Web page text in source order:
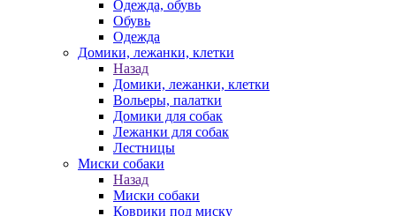
Одежда, обувь
Обувь
Одежда
Домики, лежанки, клетки
Назад
Домики, лежанки, клетки
Вольеры, палатки
Домики для собак
Лежанки для собак
Лестницы
Миски собаки
Назад
Миски собаки
Коврики под миску